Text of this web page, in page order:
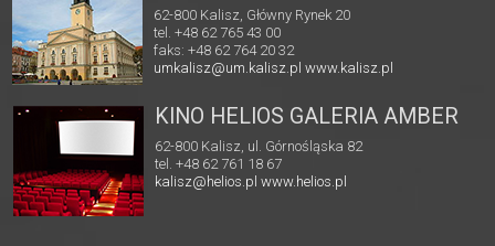
62-800 Kalisz, Główny Rynek 20
tel. +48 62 765 43 00
faks: +48 62 764 20 32
umkalisz@um.kalisz.plwww.kalisz.pl
KINO HELIOS GALERIA AMBER
62-800 Kalisz, ul. Górnośląska 82
tel. +48 62 761 18 67
kalisz@helios.pl www.helios.pl